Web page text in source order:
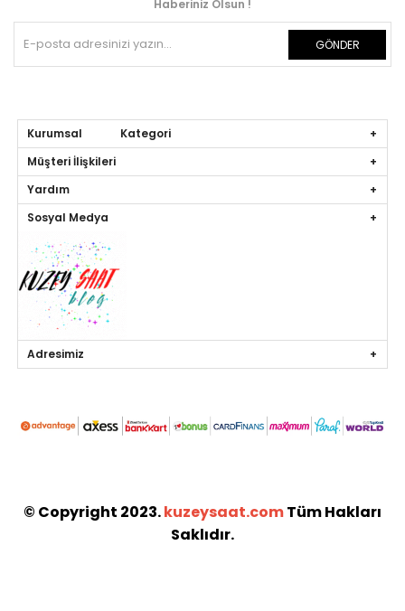
Haberiniz Olsun !
GÖNDER
Kurumsal Kategori
Müşteri İlişkileri
Yardım
Sosyal Medya
Adresimiz
© Copyright 2023.kuzeysaat.comTüm Hakları
Saklıdır.